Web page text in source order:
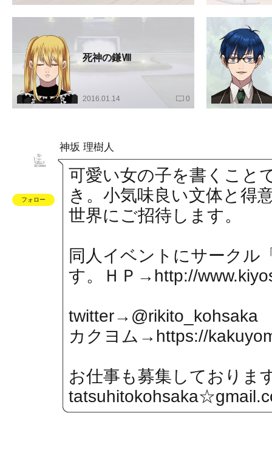
死神の鎌Ⅷ
2016.01.14 0
フォロー
神坂 理樹人
可愛い女の子を書くこと
き。小気味良い文体と得
世界にご招待します。
同人イベントにサークル
す。ＨＰ→ http://
twitter→@rikito_kohsaka
カクヨム→ https://
お仕事も募集しておりま